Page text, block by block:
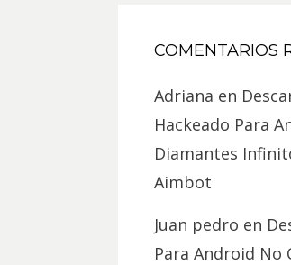
COMENTARIOS
Adriana en
Hackeado Para
Diamantes
Aimbot
Juan pedro en
Para Android No